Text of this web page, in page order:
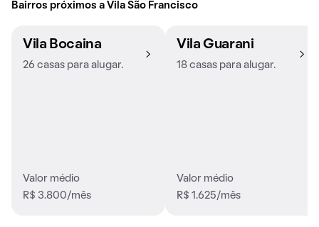
Bairros próximos a Vila São Francisco
Vila Bocaina
26 casas para alugar.
Valor médio
R$ 3.800/mês
Vila Guarani
18 casas para alugar.
Valor médio
R$ 1.625/mês